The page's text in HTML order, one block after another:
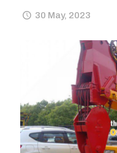
30 May, 2023